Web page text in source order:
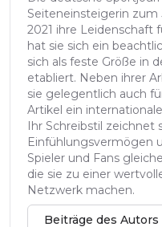
Seiteneinsteigerin
2021 ihre Leidenschaft
hat sie sich ein
sich als feste Größe in
etabliert. Neben ihrer
sie gelegentlich auch
Artikel ein
Ihr Schreibstil zeichnet
Einfühlungsvermögen
Spieler und Fans
die sie zu einer
Netzwerk machen.
Beiträge des